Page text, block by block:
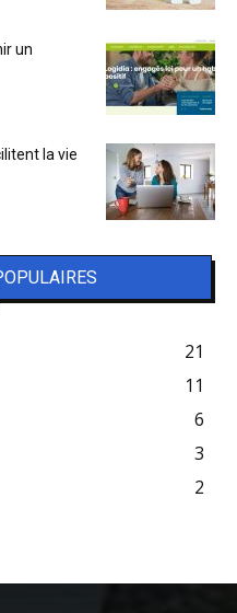
un
la vie
21
11
6
3
2